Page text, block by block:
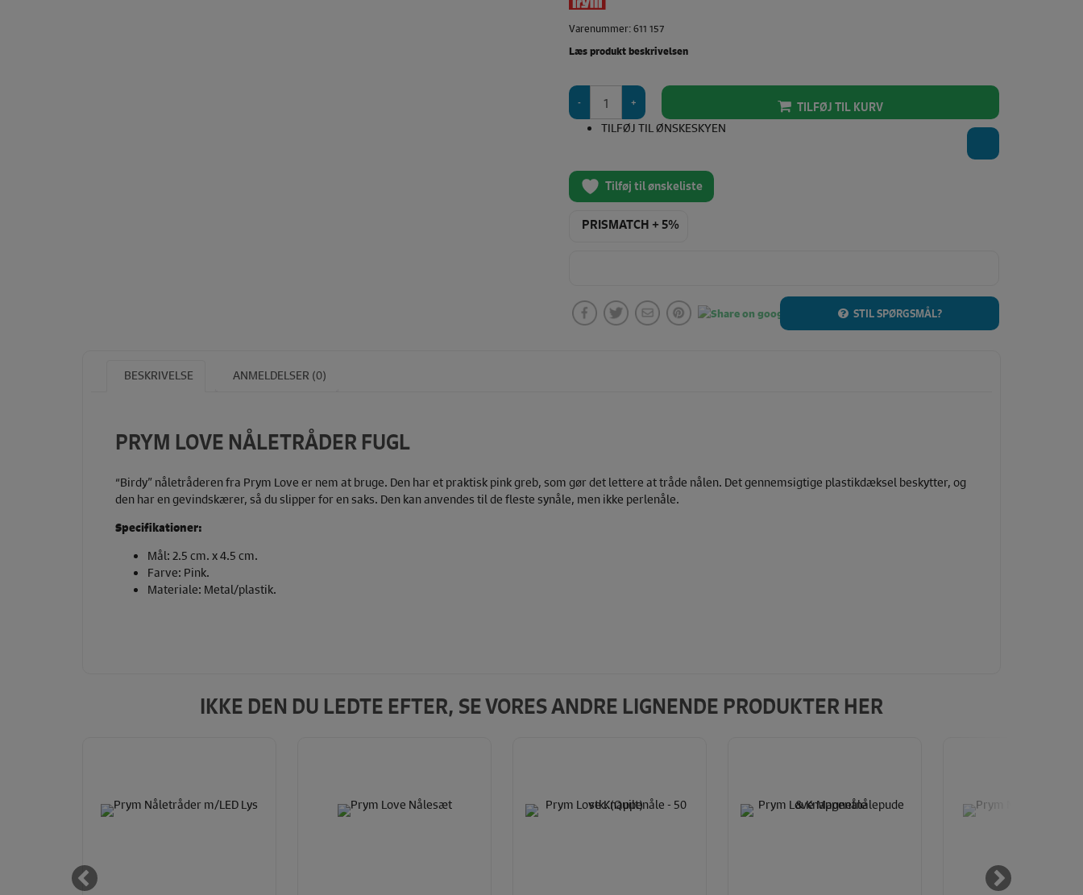
Varenummer: 611 157
Læs produkt beskrivelsen
Love
Nåletråder
TILFØJ TIL KURV
TILFØJ TIL ØNSKESKYEN
Tilføj til ønskeliste
PRISMATCH + 5%
STIL SPØRGSMÅL?
BESKRIVELSE ANMELDELSER (0)
PRYM LOVE NÅLETRÅDER FUGL
“Birdy” nåletråderen fra Prym Love er nem at bruge. Den har et praktisk pink greb, som gør det lettere at tråde nålen. Det gennemsigtige plastikdæksel beskytter, og
den har en gevindskærer, så du slipper for en saks. Den kan anvendes til de fleste synåle, men ikke perlenåle.
Specifikationer:
Mål: 2.5 cm. x 4.5 cm.
Farve: Pink.
Materiale: Metal/plastik.
IKKE DEN DU LEDTE EFTER, SE VORES ANDRE LIGNENDE PRODUKTER HER